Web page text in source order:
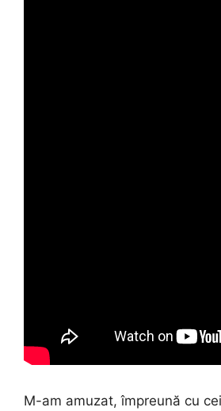
M-am amuzat, împreună cu